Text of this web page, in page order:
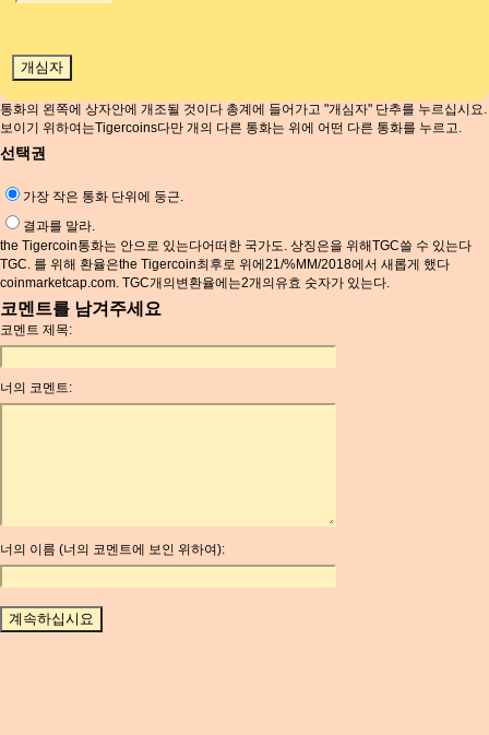
통화의 왼쪽에 상자안에 개조될 것이다 총계에 들어가고 "개심자" 단추를 누르십시요.
보이기 위하여는Tigercoins다만 개의 다른 통화는 위에 어떤 다른 통화를 누르고.
선택권
가장 작은 통화 단위에 둥근.
결과를 말라.
the Tigercoin통화는 안으로 있는다어떠한 국가도. 상징은을 위해TGC쓸 수 있는다
TGC. 를 위해 환율은the Tigercoin최후로 위에21/%MM/2018에서 새롭게 했다
coinmarketcap.com. TGC개의변환율에는2개의유효 숫자가 있는다.
코멘트를 남겨주세요
코멘트 제목:
너의 코멘트:
너의 이름 (너의 코멘트에 보인 위하여):